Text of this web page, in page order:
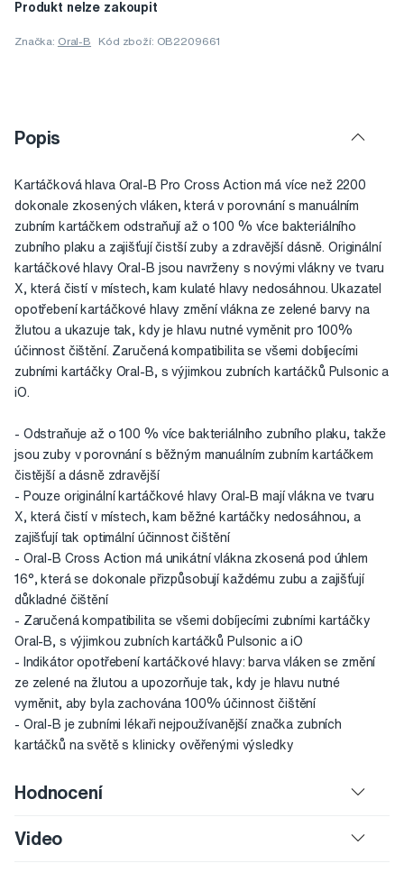
Produkt nelze zakoupit
Značka: Oral-B Kód zboží: OB2209661
Popis
Kartáčková hlava Oral-B Pro Cross Action má více než 2200
dokonale zkosených vláken, která v porovnání s manuálním
zubním kartáčkem odstraňují až o 100 % více bakteriálního
zubního plaku a zajišťují čistší zuby a zdravější dásně. Originální
kartáčkové hlavy Oral-B jsou navrženy s novými vlákny ve tvaru
X, která čistí v místech, kam kulaté hlavy nedosáhnou. Ukazatel
opotřebení kartáčkové hlavy změní vlákna ze zelené barvy na
žlutou a ukazuje tak, kdy je hlavu nutné vyměnit pro 100%
účinnost čištění. Zaručená kompatibilita se všemi dobíjecími
zubními kartáčky Oral-B, s výjimkou zubních kartáčků Pulsonic a
iO.
- Odstraňuje až o 100 % více bakteriálního zubního plaku, takže
jsou zuby v porovnání s běžným manuálním zubním kartáčkem
čistější a dásně zdravější
- Pouze originální kartáčkové hlavy Oral-B mají vlákna ve tvaru
X, která čistí v místech, kam běžné kartáčky nedosáhnou, a
zajišťují tak optimální účinnost čištění
- Oral-B Cross Action má unikátní vlákna zkosená pod úhlem
16°, která se dokonale přizpůsobují každému zubu a zajišťují
důkladné čištění
- Zaručená kompatibilita se všemi dobíjecími zubními kartáčky
Oral-B, s výjimkou zubních kartáčků Pulsonic a iO
- Indikátor opotřebení kartáčkové hlavy: barva vláken se změní
ze zelené na žlutou a upozorňuje tak, kdy je hlavu nutné
vyměnit, aby byla zachována 100% účinnost čištění
- Oral-B je zubními lékaři nejpoužívanější značka zubních
kartáčků na světě s klinicky ověřenými výsledky
Hodnocení
Video